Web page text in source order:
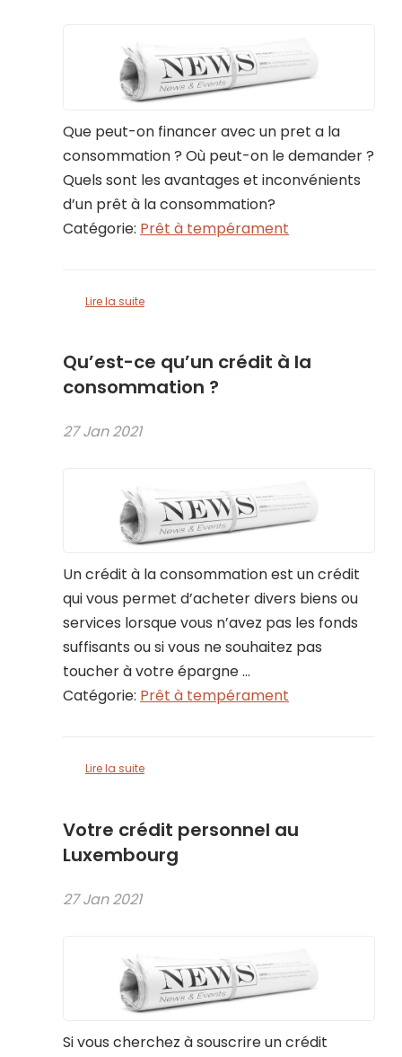
Que peut-on financer avec un pret a la
consommation ? Où peut-on le demander ?
Quels sont les avantages et inconvénients
d’un prêt à la consommation?
Catégorie: Prêt à tempérament
Lire la suite
Qu’est-ce qu’un crédit à la
consommation ?
27 Jan 2021
Un crédit à la consommation est un crédit
qui vous permet d’acheter divers biens ou
services lorsque vous n’avez pas les fonds
suffisants ou si vous ne souhaitez pas
toucher à votre épargne ...
Catégorie: Prêt à tempérament
Lire la suite
Votre crédit personnel au
Luxembourg
27 Jan 2021
Si vous cherchez à souscrire un crédit